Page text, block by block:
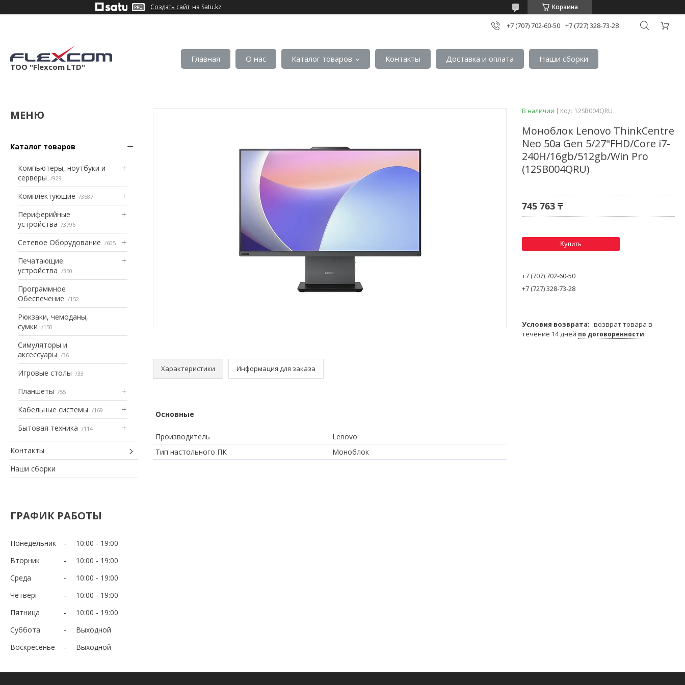
Создать сайт на Satu.kz Корзина
+7 (707) 702-60-50 +7 (727) 328-73-28
ТОО "Flexcom LTD"
Главная О нас Каталог товаров Контакты Доставка и оплата Наши сборки
Каталог товаров
Компьютеры, ноутбуки и
серверы
929
Комплектующие 3587
Периферийные
устройства
3796
Сетевое Оборудование 605
Печатающие
устройства
350
Программное
Обеспечение
152
Рюкзаки, чемоданы,
сумки
150
Симуляторы и
аксессуары
36
Игровые столы 33
Планшеты 55
Кабельные системы 169
Бытовая техника 114
Контакты
Наши сборки
ГРАФИК РАБОТЫ
Понедельник 10:00
19:00
Вторник
10:00
19:00
Среда
10:00
19:00
Четверг
10:00
19:00
Пятница
10:00
19:00
Суббота
Выходной
Воскресенье
Выходной
Характеристики Информация для заказа
Основные
Производитель
Lenovo
Тип настольного ПК
Моноблок
В наличии Код: 12SB004QRU
Моноблок Lenovo ThinkCentre
Neo 50a Gen 5/27"FHD/Core i7-
240H/16gb/512gb/Win Pro
(12SB004QRU)
745 763 ₸
Купить
+7 (707) 702-60-50
+7 (727) 328-73-28
возврат товара в
течение 14 дней по договоренности